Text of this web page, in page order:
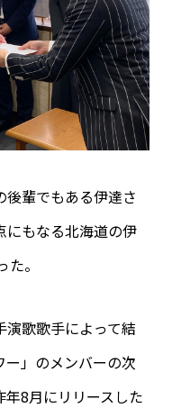
後輩でもある伊達さ
にもなる北海道の伊
。
歌歌手によって結
」のメンバーの次
8月にリリースした